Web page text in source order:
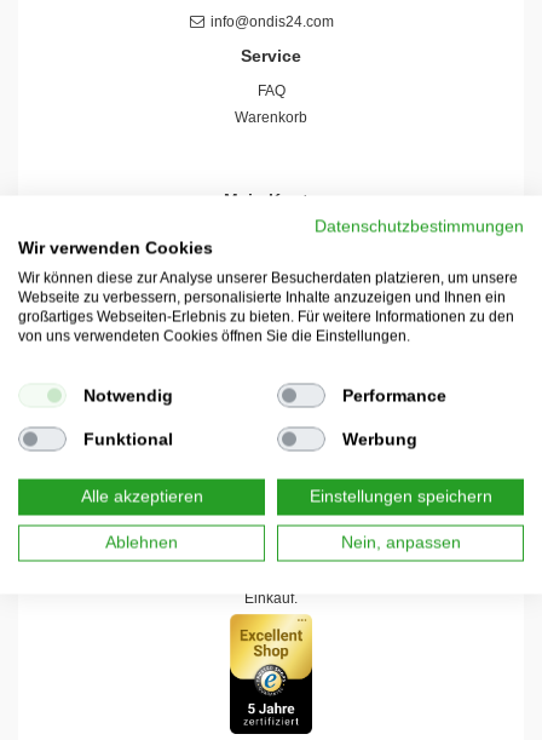
info@ondis24.com
Service
FAQ
Warenkorb
Mein Konto
Einloggen
Meine Bestellungen
Versand Mo-Fr binnen 24h
Versand nach Österreich (AT)
Internationaler Versand auf Anfrage
Kauf auf Rechnung über PayPal
Sicheres Einkaufen
Einkauf.
Datenschutzbestimmungen
Wir verwenden Cookies
Wir können diese zur Analyse unserer Besucherdaten platzieren, um unsere
Webseite zu verbessern, personalisierte Inhalte anzuzeigen und Ihnen ein
großartiges Webseiten-Erlebnis zu bieten. Für weitere Informationen zu den
von uns verwendeten Cookies öffnen Sie die Einstellungen.
Notwendig Performance
Funktional Werbung
Alle akzeptieren Einstellungen speichern
Ablehnen Nein, anpassen